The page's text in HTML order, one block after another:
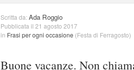
Scritta da:Ada Roggio
Pubblicata il 21 agosto 2017
in Frasi per ogni occasione (Festa di Ferragosto)
Buone vacanze. Non